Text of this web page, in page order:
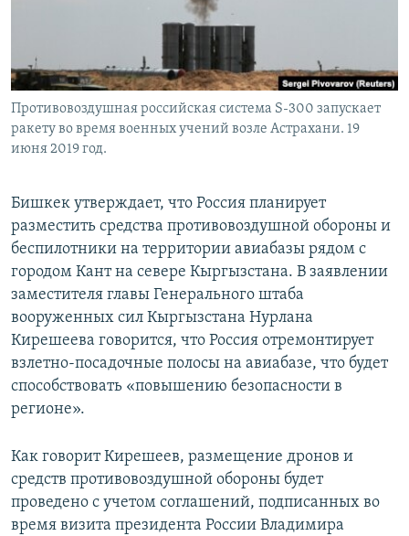
Противовоздушная российская система S-300 запускает
ракету во время военных учений возле Астрахани. 19
июня 2019 год.
Бишкек утверждает, что Россия планирует
разместить средства противовоздушной обороны и
беспилотники на территории авиабазы рядом с
городом Кант на севере Кыргызстана. В заявлении
заместителя главы Генерального штаба
вооруженных сил Кыргызстана Нурлана
Кирешеева говорится, что Россия отремонтирует
взлетно-посадочные полосы на авиабазе, что будет
способствовать «повышению безопасности в
регионе».
Как говорит Кирешеев, размещение дронов и
средств противовоздушной обороны будет
проведено с учетом соглашений, подписанных во
время визита президента России Владимира